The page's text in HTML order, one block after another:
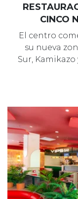
CINCO
El centro
su nueva
Sur,